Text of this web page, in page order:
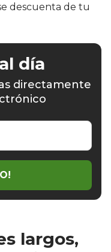
descuenta de tu
día
directamente
largos,